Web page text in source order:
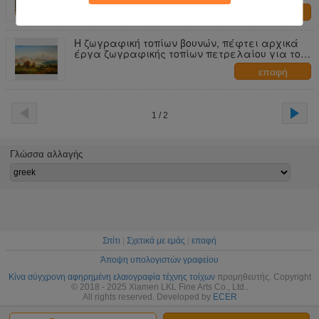
τοπίων δέντρων καρύδων στον καμβά
Η ζωγραφική τοπίων βουνών, πέφτει αρχικά
έργα ζωγραφικής τοπίων πετρελαίου για το
επαφή
1 / 2
Γλώσσα αλλαγής
Σπίτι Σχετικά με εμάς
επαφή
Άποψη υπολογιστών γραφείου
Κίνα σύγχρονη αφηρημένη ελαιογραφία τέχνης τοίχωνπρομηθευτής. Copyright
© 2018 - 2025 Xiamen LKL Fine Arts Co., Ltd..
All rights reserved. Developed by ECER